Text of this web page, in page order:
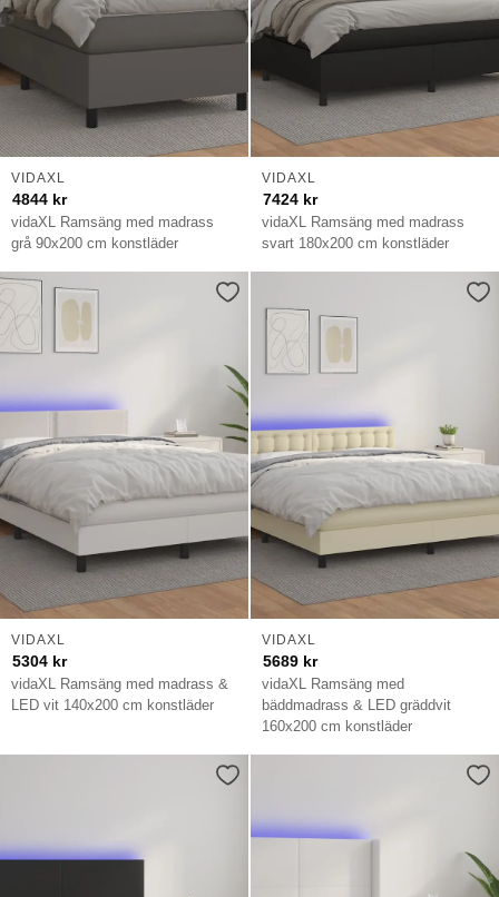
vidaXL Ramsäng med madrass
grå 90x200 cm konstläder
VIDAXL
4844 kr
vidaXL Ramsäng med madrass
svart 180x200 cm konstläder
VIDAXL
7424 kr
vidaXL Ramsäng med madrass &
LED vit 140x200 cm konstläder
VIDAXL
5304 kr
vidaXL Ramsäng med
bäddmadrass & LED gräddvit
160x200 cm konstläder
VIDAXL
5689 kr